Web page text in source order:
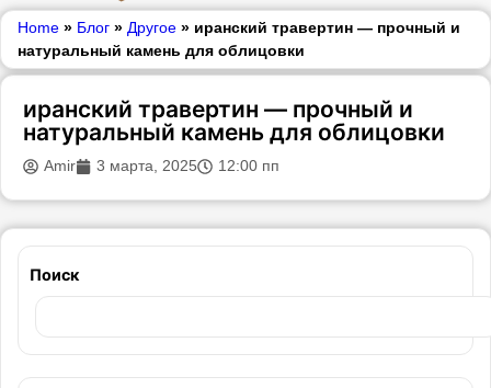
Home » Блог » Другое » иранский травертин — прочный и
натуральный камень для облицовки
иранский травертин — прочный и
натуральный камень для облицовки
Amir 3 марта, 2025 12:00 пп
Поиск